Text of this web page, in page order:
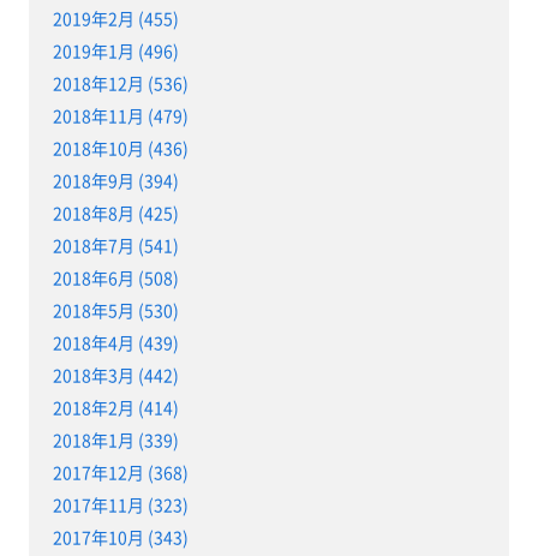
2019年2月 (455)
2019年1月 (496)
2018年12月 (536)
2018年11月 (479)
2018年10月 (436)
2018年9月 (394)
2018年8月 (425)
2018年7月 (541)
2018年6月 (508)
2018年5月 (530)
2018年4月 (439)
2018年3月 (442)
2018年2月 (414)
2018年1月 (339)
2017年12月 (368)
2017年11月 (323)
2017年10月 (343)